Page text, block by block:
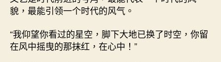
貌，最能引领一个时代的风气。
“我仰望你看过的星空，脚下大地已换了时空，你留
在风中摇曳的那抹红，在心中！”